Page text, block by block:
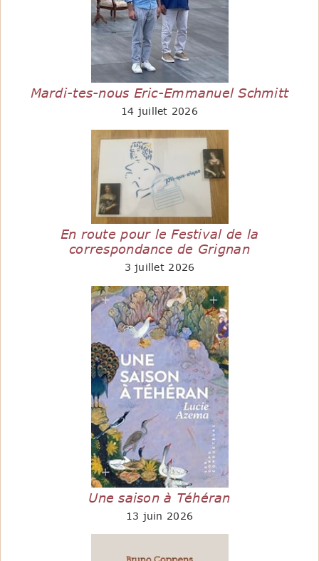
Mardi-tes-nous Eric-Emmanuel Schmitt
14 juillet 2026
En route pour le Festival de la
correspondance de Grignan
3 juillet 2026
Une saison à Téhéran
13 juin 2026